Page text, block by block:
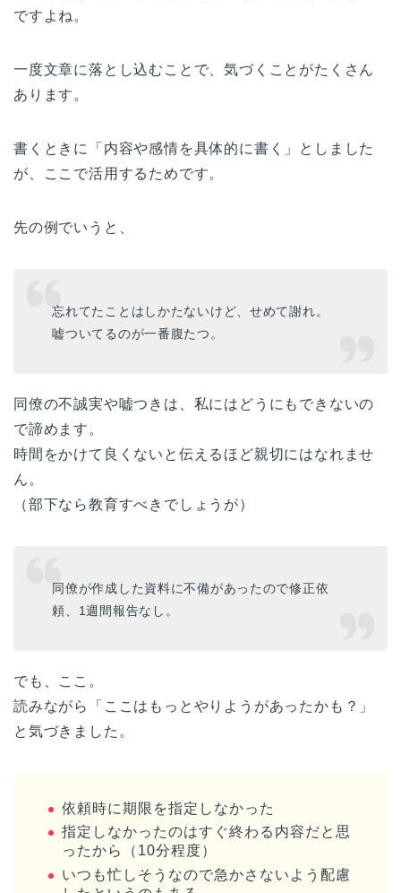
ですよね。
一度文章に落とし込むことで、気づくことがたくさん
あります。
書くときに「内容や感情を具体的に書く」としました
が、ここで活用するためです。
先の例でいうと、
忘れてたことはしかたないけど、せめて謝れ。
嘘ついてるのが一番腹たつ。
同僚の不誠実や嘘つきは、私にはどうにもできないの
で諦めます。
時間をかけて良くないと伝えるほど親切にはなれませ
ん。
（部下なら教育すべきでしょうが）
同僚が作成した資料に不備があったので修正依
頼、1週間報告なし。
でも、ここ。
読みながら「ここはもっとやりようがあったかも？」
と気づきました。
依頼時に期限を指定しなかった
指定しなかったのはすぐ終わる内容だと思
ったから（10分程度）
いつも忙しそうなので急かさないよう配慮